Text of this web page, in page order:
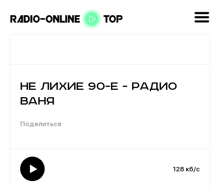
Не лихие 90-е - Радио
Ваня
128 кб/с